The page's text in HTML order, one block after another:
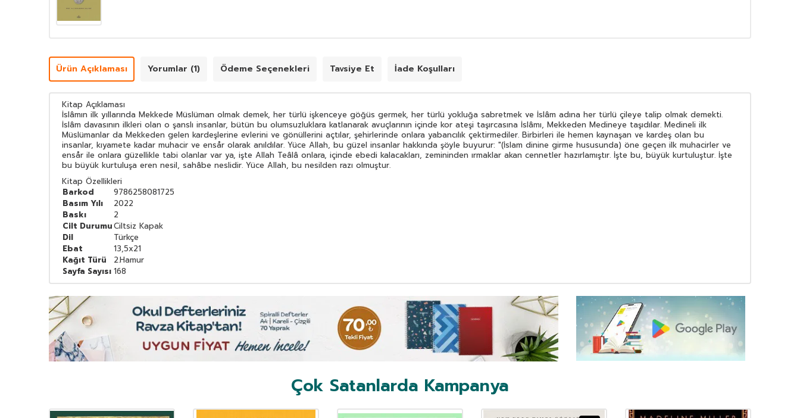
Ürün Açıklaması Yorumlar (1) Ödeme Seçenekleri Tavsiye Et İade Koşulları
Kitap Açıklaması
İslâmın ilk yıllarında Mekkede Müslüman olmak demek, her türlü işkenceye göğüs germek, her türlü yokluğa sabretmek ve İslâm adına her türlü çileye talip olmak demekti.
İslâm davasının ilkleri olan o şanslı insanlar, bütün bu olumsuzluklara katlanarak avuçlarının içinde kor ateşi taşırcasına İslâmı, Mekkeden Medineye taşıdılar. Medineli ilk
Müslümanlar da Mekkeden gelen kardeşlerine evlerini ve gönüllerini açtılar, şehirlerinde onlara yabancılık çektirmediler. Birbirleri ile hemen kaynaşan ve kardeş olan bu
insanlar, kıyamete kadar muhacir ve ensår olarak anıldılar. Yüce Allah, bu güzel insanlar hakkında şöyle buyurur: "(İslam dinine girme hususunda) öne geçen ilk muhacirler ve
ensår ile onlara güzellikle tabi olanlar var ya, işte Allah Teâlâ onlara, içinde ebedi kalacakları, zemininden ırmaklar akan cennetler hazırlamıştır. İşte bu, büyük kurtuluştur. İşte
bu büyük kurtuluşa eren nesil, sahâbe neslidir. Yüce Allah, bu nesilden razı olmuştur.
Kitap Özellikleri
Barkod
9786258081725
Basım Yılı
2022
Baskı
2
Cilt DurumuCiltsiz Kapak
Dil
Türkçe
Ebat
13,5x21
Kağıt Türü
2.Hamur
Sayfa Sayısı 168
Çok Satanlarda Kampanya